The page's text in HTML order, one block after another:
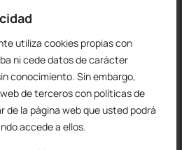
utiliza cookies propias con
ni cede datos de carácter
conocimiento. Sin embargo,
de terceros con políticas de
de la página web que usted podrá
accede a ellos.
Sambara #101 (Madrid,
23 09 14